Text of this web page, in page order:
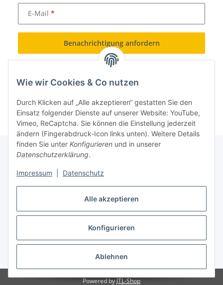
Alle akzeptieren
Konfigurieren
Ablehnen
Wie wir Cookies & Co nutzen
Durch Klicken auf „Alle akzeptieren“ gestatten Sie den
Einsatz folgender Dienste auf unserer Website: YouTube,
Vimeo, ReCaptcha. Sie können die Einstellung jederzeit
ändern (Fingerabdruck-Icon links unten). Weitere Details
finden Sie unter Konfigurieren und in unserer
Datenschutzerklärung.
Impressum Datenschutz
E-Mail
Benachrichtigung anfordern
Informationen
Gesetzliche Informationen
Vertrag widerrufen
* Alle Preise inkl. gesetzlicher USt., zzgl.Versand
Powered byJTL-Shop